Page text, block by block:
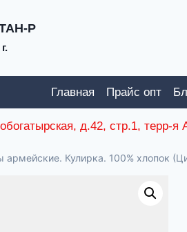
Р
Главная Прайс опт
д.42, стр.1,
армейские. Кулирка. 100% хлопок